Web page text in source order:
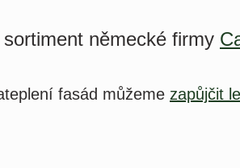
německé firmy
fasád můžeme zapůjčit